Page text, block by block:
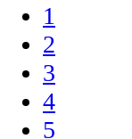
1
2
3
4
5